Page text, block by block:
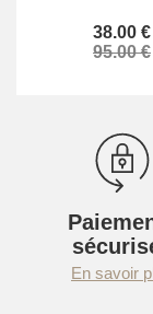
38.00 €
95.00 €
En savoir